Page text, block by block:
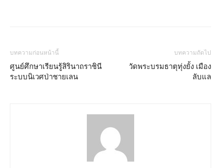
บทความก่อนหน้านี้
ศูนย์ศึกษาเรียนรู้สิรินาถราชินี
ระบบนิเวศป่าชายเลน
บทความถัดไป
วัดพระบรมธาตุทุ่งยั้ง เมือง
ลับแล